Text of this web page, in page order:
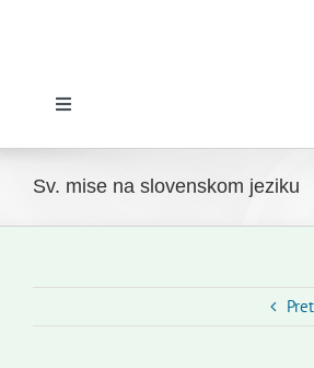
Toggle
Novosti
Sv. mise na slovenskom jeziku